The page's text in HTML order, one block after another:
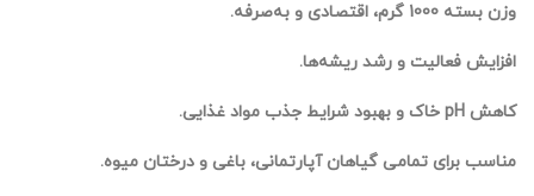
وزن بسته 1000 گرم، اقتصادی و به‌صرفه.
افزایش فعالیت و رشد ریشه‌ها.
کاهش pH خاک و بهبود شرایط جذب مواد غذایی.
مناسب برای تمامی گیاهان آپارتمانی، باغی و درختان میوه.